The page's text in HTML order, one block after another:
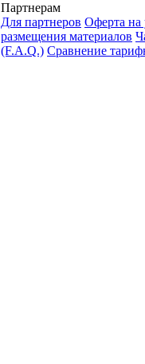
Партнерам
Для партнеров Оферта на
размещения материалов
(F.A.Q.) Cравнение